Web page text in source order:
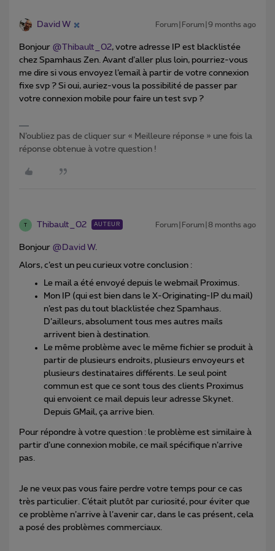
David W Forum|Forum|9 months ago
Bonjour ​ @Thibault_02, votre adresse IP est blacklistée
chez Spamhaus Zen. Avant d’aller plus loin, pourriez-vous
me dire si vous envoyez l’email à partir de votre connexion
fixe svp ? Si oui, auriez-vous la possibilité de passer par
votre connexion mobile pour faire un test svp ?
N’oubliez pas de cliquer sur « Meilleure réponse » une fois la
réponse obtenue à votre question !
T Thibault_02 AUTEUR Forum|Forum|8 months ago
Bonjour ​ @David W.
Alors, c’est un peu curieux votre conclusion :
Le mail a été envoyé depuis le webmail Proximus.
Mon IP (qui est bien dans le X-Originating-IP du mail)
n’est pas du tout blacklistée chez Spamhaus.
D’ailleurs, absolument tous mes autres mails
arrivent bien à destination.
Le même problème avec le même fichier se produit à
partir de plusieurs endroits, plusieurs envoyeurs et
plusieurs destinataires différents. Le seul point
commun est que ce sont tous des clients Proximus
qui envoient ce mail depuis leur adresse Skynet.
Depuis GMail, ça arrive bien.
Pour répondre à votre question : le problème est similaire à
partir d’une connexion mobile, ce mail spécifique n’arrive
pas.
Je ne veux pas vous faire perdre votre temps pour ce cas
très particulier. C’était plutôt par curiosité, pour éviter que
ce problème n’arrive à l’avenir car, dans le cas présent, cela
a posé des problèmes commerciaux.